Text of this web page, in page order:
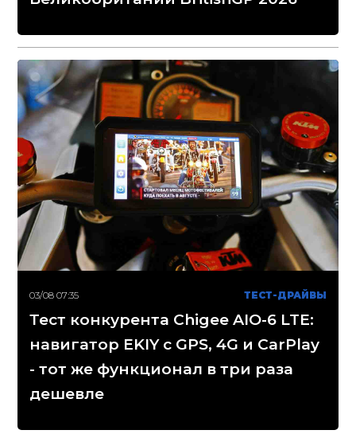
03/08 07:35 ТЕСТ-ДРАЙВЫ
Тест конкурента Chigee AIO-6 LTE:
навигатор EKIY с GPS, 4G и CarPlay
- тот же функционал в три раза
дешевле